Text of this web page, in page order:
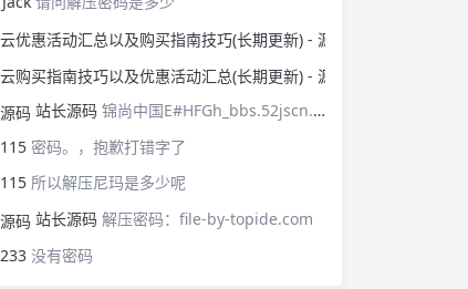
站长源码 锦尚中国E#HFGh_bbs.52jscn.comEYzhibo8
115 密码。，抱歉打错字了
115 所以解压尼玛是多少呢
站长源码 解压密码：file-by-topide.com
233 没有密码